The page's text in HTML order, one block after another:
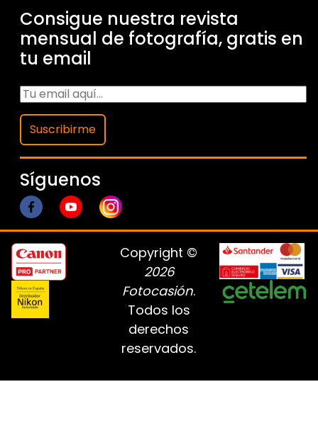
Consigue nuestra revista
mensual de fotografía, gratis en
tu email
Suscribirme
Síguenos
Copyright ©
2026
Fotocasión.
Todos los
derechos
reservados.